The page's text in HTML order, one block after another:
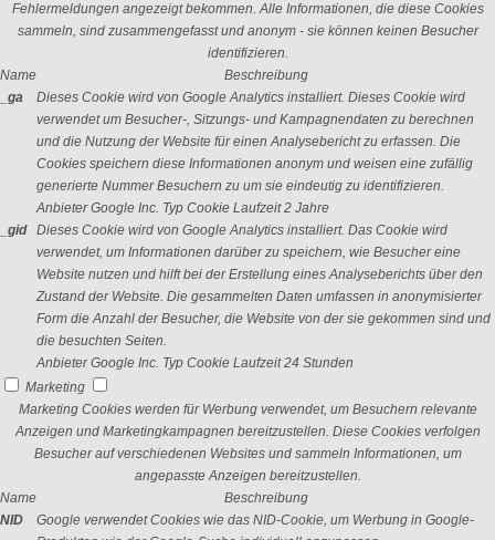
Fehlermeldungen angezeigt bekommen. Alle Informationen, die diese Cookies
sammeln, sind zusammengefasst und anonym - sie können keinen Besucher
identifizieren.
Name
Beschreibung
_ga
Dieses Cookie wird von Google Analytics installiert. Dieses Cookie wird
verwendet um Besucher-, Sitzungs- und Kampagnendaten zu berechnen
und die Nutzung der Website für einen Analysebericht zu erfassen. Die
Cookies speichern diese Informationen anonym und weisen eine zufällig
generierte Nummer Besuchern zu um sie eindeutig zu identifizieren.
Anbieter Google Inc. Typ Cookie Laufzeit 2 Jahre
_gid
Dieses Cookie wird von Google Analytics installiert. Das Cookie wird
verwendet, um Informationen darüber zu speichern, wie Besucher eine
Website nutzen und hilft bei der Erstellung eines Analyseberichts über den
Zustand der Website. Die gesammelten Daten umfassen in anonymisierter
Form die Anzahl der Besucher, die Website von der sie gekommen sind und
die besuchten Seiten.
Anbieter Google Inc. Typ Cookie Laufzeit 24 Stunden
Marketing
Marketing Cookies werden für Werbung verwendet, um Besuchern relevante
Anzeigen und Marketingkampagnen bereitzustellen. Diese Cookies verfolgen
Besucher auf verschiedenen Websites und sammeln Informationen, um
angepasste Anzeigen bereitzustellen.
Name
Beschreibung
NID
Google verwendet Cookies wie das NID-Cookie, um Werbung in Google-